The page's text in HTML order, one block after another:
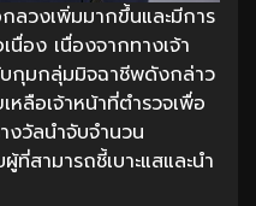
วงเพิ่มมากขึ้นและมีการ
นื่อง เนื่องจากทางเจ้า
บกุมกลุ่มมิจฉาชีพดังกล่าว
หลือเจ้าหน้าที่ตำรวจเพื่อ
วัลนำจับจำนวน
สามารถชี้เบาะแสและนำ